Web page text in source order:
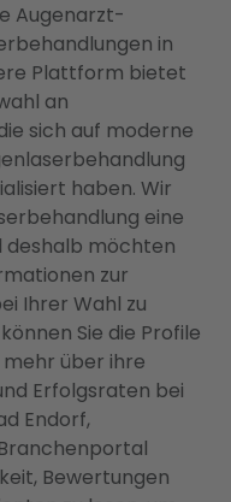
Augenarzt-
in
Plattform bietet
an
sich auf moderne
haben. Wir
eine
deshalb möchten
zur
Ihrer Wahl zu
Sie die Profile
über ihre
Erfolgsraten bei
Endorf,
Bewertungen